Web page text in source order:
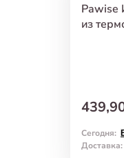
Pawise
из
Сегодня:
Доставка: